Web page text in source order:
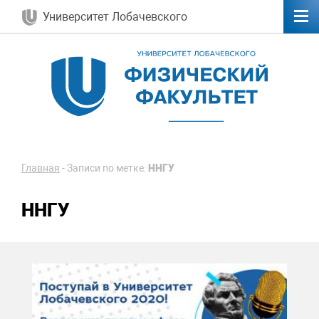
Университет Лобачевского
Главная -Записи по метке: ННГУ
ННГУ